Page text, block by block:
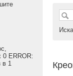
0 ERROR:
в 1